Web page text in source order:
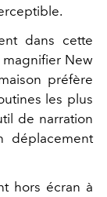
dans cette
New
préfère
les plus
de narration
déplacement
hors écran à